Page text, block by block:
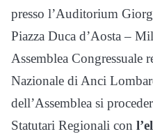
presso l’Auditorium
Piazza Duca d’Aosta –
Assemblea Congressuale
Nazionale di Anci
dell’Assemblea si
Statutari Regionali con